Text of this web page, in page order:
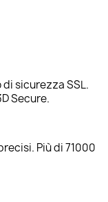
sicurezza SSL.
Secure.
Più di 71000